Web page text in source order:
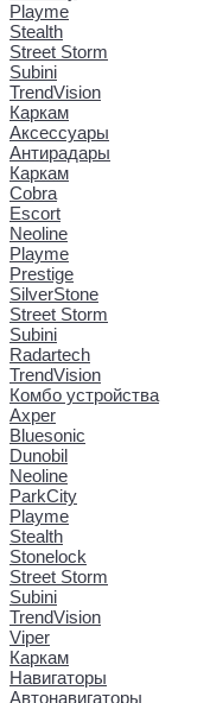
Playme
Stealth
Street Storm
Subini
TrendVision
Каркам
Аксессуары
Антирадары
Каркам
Cobra
Escort
Neoline
Playme
Prestige
SilverStone
Street Storm
Subini
Radartech
TrendVision
Комбо устройства
Axper
Bluesonic
Dunobil
Neoline
ParkCity
Playme
Stealth
Stonelock
Street Storm
Subini
TrendVision
Viper
Каркам
Навигаторы
Автонавигаторы